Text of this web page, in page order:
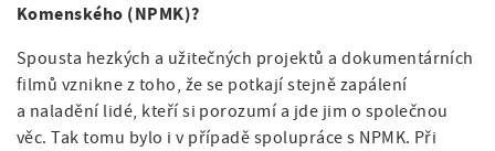
Komenského (NPMK)?
Spousta hezkých a užitečných projektů a dokumentárních
filmů vznikne z toho, že se potkají stejně zapálení
a naladění lidé, kteří si porozumí a jde jim o společnou
věc. Tak tomu bylo i v případě spolupráce s NPMK. Při